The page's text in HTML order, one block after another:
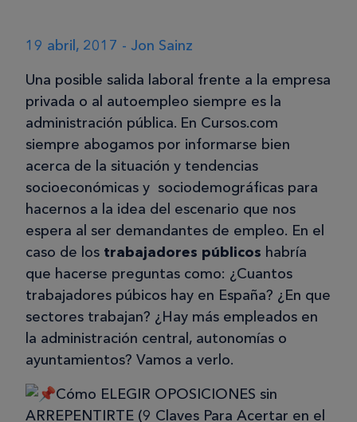
19 abril, 2017 - Jon Sainz
Una posible salida laboral frente a la empresa
privada o al autoempleo siempre es la
administración pública. En Cursos.com
siempre abogamos por informarse bien
acerca de la situación y tendencias
socioeconómicas y sociodemográficas para
hacernos a la idea del escenario que nos
espera al ser demandantes de empleo. En el
caso de los trabajadores públicos habría
que hacerse preguntas como: ¿Cuantos
trabajadores púbicos hay en España? ¿En que
sectores trabajan? ¿Hay más empleados en
la administración central, autonomías o
ayuntamientos? Vamos a verlo.